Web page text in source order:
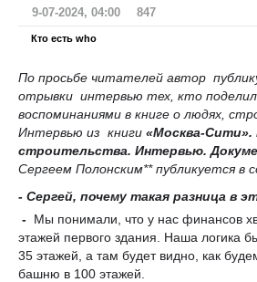
9-07-2024, 04:00 847
Кто есть who
По просьбе читателей автор
отрывки интервью тех, кто
воспоминаниями в книге о людях,
Интервью из книги «Москва-
строительства. Интервью.
Сергеем Полонским** публикуется в
- Сергей, почему такая разница в
- Мы понимали, что у нас финансов
этажей первого здания. Наша логика
35 этажей, а там будет видно, как
башню в 100 этажей.